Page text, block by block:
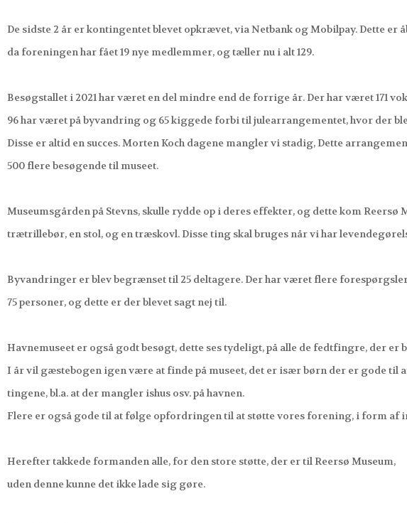
De sidste 2 år er kontingentet blevet opkrævet, via Netbank og Mobilpay. Dette er
da foreningen har fået 19 nye medlemmer, og tæller nu i alt 129.
Besøgstallet i 2021 har været en del mindre end de forrige år. Der har været 171
96 har været på byvandring og 65 kiggede forbi til julearrangementet, hvor der
Disse er altid en succes. Morten Koch dagene mangler vi stadig, Dette
500 flere besøgende til museet.
Museumsgården på Stevns, skulle rydde op i deres effekter, og dette kom Reersø
trætrillebør, en stol, og en træskovl. Disse ting skal bruges når vi har
Byvandringer er blev begrænset til 25 deltagere. Der har været flere
75 personer, og dette er der blevet sagt nej til.
Havnemuseet er også godt besøgt, dette ses tydeligt, på alle de fedtfingre, der er
I år vil gæstebogen igen være at finde på museet, det er især børn der er
tingene, bl.a. at der mangler ishus osv. på havnen.
Flere er også gode til at følge opfordringen til at støtte vores forening, i form af
Herefter takkede formanden alle, for den store støtte, der er til Reersø Museum,
uden denne kunne det ikke lade sig gøre.